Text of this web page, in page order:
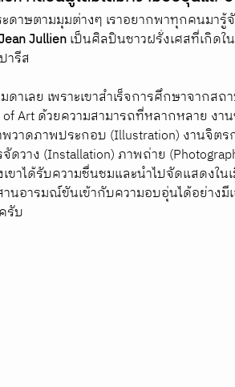
ดาษตามมุมต่างๆ เราอยากพาทุกคนมา
Jullien เป็นศิลปินชาวฝรั่งเศสที่เกิด
ารีส
ดาเลย เพราะเขาสำเร็จการศึกษาจากส
of Art ด้วยความสามารถที่หลากหลาย ง
าดภาพประกอบ (Illustration) งานจิตร
ดวาง (Installation) ภาพถ่าย
าได้รับความชื่นชมและนำไปจัดแสดงใน
านอารมณ์ขันเข้ากับความอบอุ่นได้อย่า
รับ